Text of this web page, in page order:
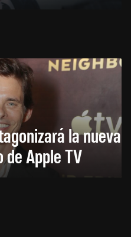
la nueva
Apple TV